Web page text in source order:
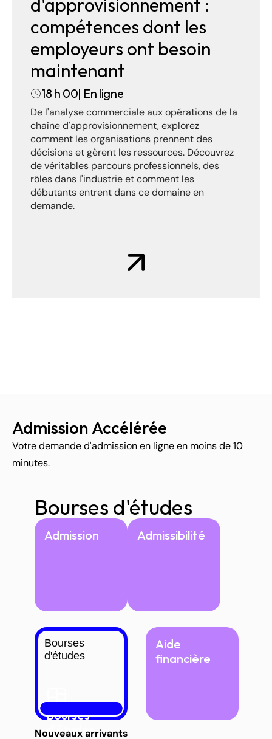
d'approvisionnement :
compétences dont les
employeurs ont besoin
maintenant
18 h 00| En ligne
De l'analyse commerciale aux opérations de la
chaîne d'approvisionnement, explorez
comment les organisations prennent des
décisions et gèrent les ressources. Découvrez
de véritables parcours professionnels, des
rôles dans l'industrie et comment les
débutants entrent dans ce domaine en
demande.
Admission Accélérée
Votre demande d'admission en ligne en moins de 10
minutes.
Bourses d'études
Aide
financière
Bourses
d'études
Bourses
d'études
Admission Admissibilité
Nouveaux arrivants